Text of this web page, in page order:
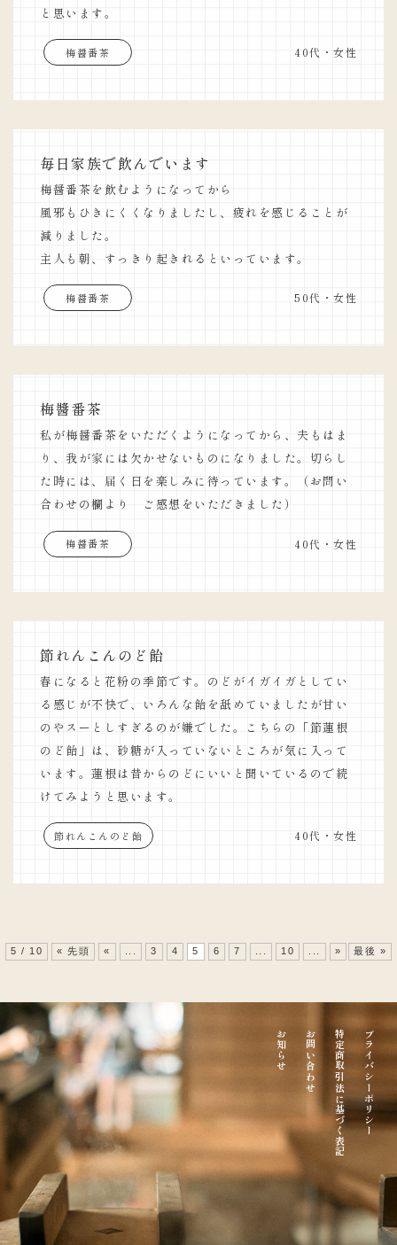
と思います。
梅醤番茶 40代・女性
毎日家族で飲んでいます
梅醤番茶を飲むようになってから
風邪もひきにくくなりましたし、疲れを感じることが
減りました。
主人も朝、すっきり起きれるといっています。
梅醤番茶 50代・女性
梅醬番茶
私が梅醤番茶をいただくようになってから、夫もはま
り、我が家には欠かせないものになりました。切らし
た時には、届く日を楽しみに待っています。（お問い
合わせの欄より ご感想をいただきました）
梅醤番茶 40代・女性
節れんこんのど飴
春になると花粉の季節です。のどがイガイガとしてい
る感じが不快で、いろんな飴を舐めていましたが甘い
のやスーとしすぎるのが嫌でした。こちらの「節蓮根
のど飴」は、砂糖が入っていないところが気に入って
います。蓮根は昔からのどにいいと聞いているので続
けてみようと思います。
節れんこんのど飴 40代・女性
5 / 10 « 先頭 « 3 4 5 6 7 10 » 最後 »
お知らせ お問い合わせ 特定商取引法に基づく表記プライバシーポリシー